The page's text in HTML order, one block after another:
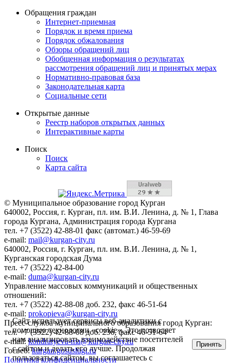
Обращения граждан
Интернет-приемная
Порядок и время приема
Порядок обжалования
Обзоры обращений лиц
Обобщенная информация о результатах
рассмотрения обращений лиц и принятых мерах
Нормативно-правовая база
Законодательная карта
Социальные сети
Открытые данные
Реестр наборов открытых данных
Интерактивные карты
Поиск
Поиск
Карта сайта
© Муниципальное образование город Курган
640002, Россия, г. Курган, пл. им. В.И. Ленина, д. № 1, Глава
города Кургана, Администрация города Кургана
тел. +7 (3522) 42-88-01 факс (автомат.) 46-59-69
e-mail: mail@kurgan-city.ru
640002, Россия, г. Курган, пл. им. В.И. Ленина, д. № 1,
Курганская городская Дума
тел. +7 (3522) 42-84-00
e-mail: duma@kurgan-city.ru
Управление массовых коммуникаций и общественных
отношений:
тел. +7 (3522) 42-88-08 доб. 232, факс 46-51-64
e-mail: prokopieva@kurgan-city.ru
Пресс-служба муниципального образования город Курган:
тел. +7 (3522) 42-88-08 доб. 236, факс 46-51-64
e-mail:kondratyeva-ma@kurgan-city.ru
Госвеб:kurgan.gosuslugi.ru
Политика конфиденциальности
Сайт использует сервисы веб-аналитики с
помощью технологии «cookie». Это позволяет
нам анализировать взаимодействие посетителей
с сайтом и делать его лучше. Продолжая
пользоваться сайтом, вы соглашаетесь с
Принять